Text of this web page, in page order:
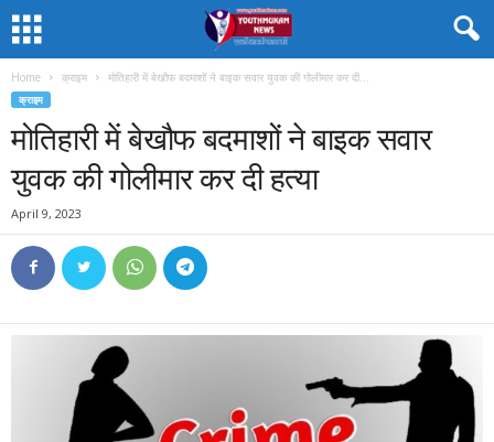
Home क्राइम मोतिहारी में बेखौफ बदमाशों ने बाइक सवार युवक की गोलीमार कर दी...
क्राइम
मोतिहारी में बेखौफ बदमाशों ने बाइक सवार
युवक की गोलीमार कर दी हत्या
April 9, 2023